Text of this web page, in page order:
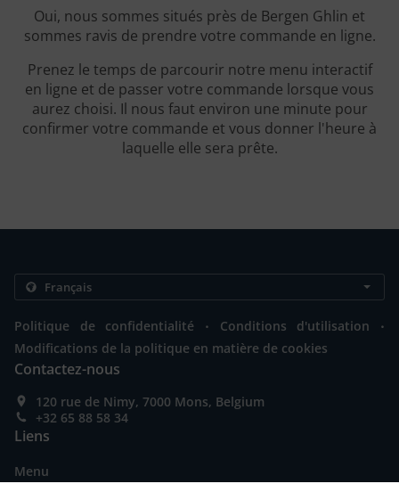
Oui, nous sommes situés près de Bergen Ghlin et
sommes ravis de prendre votre commande en ligne.
Prenez le temps de parcourir notre menu interactif
en ligne et de passer votre commande lorsque vous
aurez choisi. Il nous faut environ une minute pour
confirmer votre commande et vous donner l'heure à
laquelle elle sera prête.
Politique de confidentialité . Conditions d'utilisation .
Modifications de la politique en matière de cookies
Contactez-nous
120 rue de Nimy, 7000 Mons, Belgium
+32 65 88 58 34
Liens
Menu